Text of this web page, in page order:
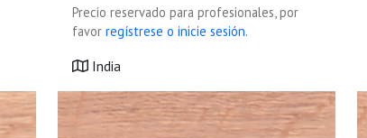
Precio reservado para profesionales, por
favor regístrese o inicie sesión.
India